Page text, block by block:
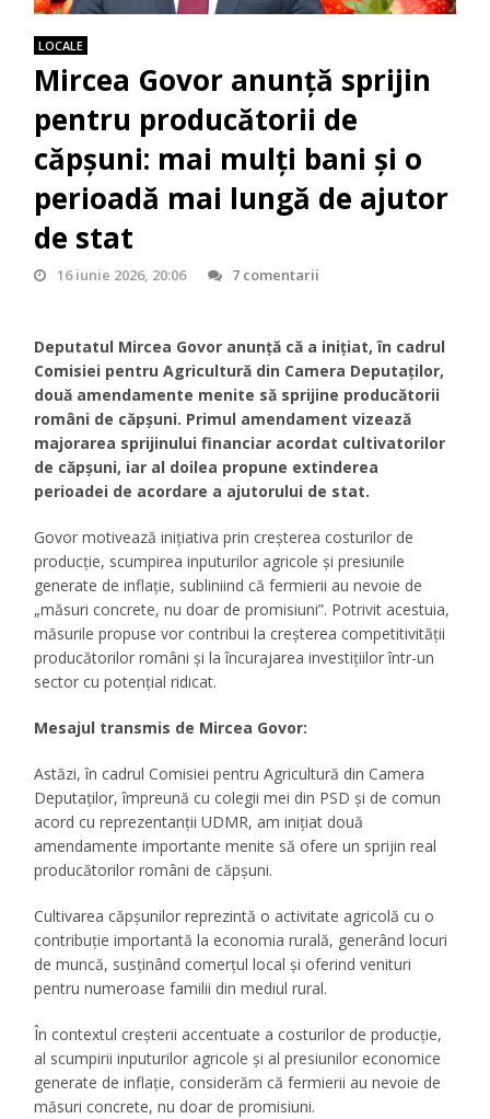
LOCALE
Mircea Govor anunță sprijin
pentru producătorii de
căpșuni: mai mulți bani și o
perioadă mai lungă de ajutor
de stat
16 iunie 2026, 20:06 7 comentarii
Deputatul Mircea Govor anunță că a inițiat, în cadrul
Comisiei pentru Agricultură din Camera Deputaților,
două amendamente menite să sprijine producătorii
români de căpșuni. Primul amendament vizează
majorarea sprijinului financiar acordat cultivatorilor
de căpșuni, iar al doilea propune extinderea
perioadei de acordare a ajutorului de stat.
Govor motivează inițiativa prin creșterea costurilor de
producție, scumpirea inputurilor agricole și presiunile
generate de inflație, subliniind că fermierii au nevoie de
„măsuri concrete, nu doar de promisiuni”. Potrivit acestuia,
măsurile propuse vor contribui la creșterea competitivității
producătorilor români și la încurajarea investițiilor într-un
sector cu potențial ridicat.
Mesajul transmis de Mircea Govor:
Astăzi, în cadrul Comisiei pentru Agricultură din Camera
Deputaților, împreună cu colegii mei din PSD și de comun
acord cu reprezentanții UDMR, am inițiat două
amendamente importante menite să ofere un sprijin real
producătorilor români de căpșuni.
Cultivarea căpșunilor reprezintă o activitate agricolă cu o
contribuție importantă la economia rurală, generând locuri
de muncă, susținând comerțul local și oferind venituri
pentru numeroase familii din mediul rural.
În contextul creșterii accentuate a costurilor de producție,
al scumpirii inputurilor agricole și al presiunilor economice
generate de inflație, considerăm că fermierii au nevoie de
măsuri concrete, nu doar de promisiuni.